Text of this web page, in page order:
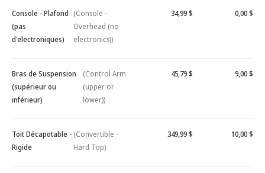
Console - Plafond
(pas
d'electroniques)
(Console -
Overhead (no
electronics))
34,99 $ 0,00 $
Bras de Suspension
(supérieur ou
inférieur)
(Control Arm
(upper or
lower))
45,79 $ 9,00 $
Toit Décapotable -
Rigide
(Convertible -
Hard Top)
349,99 $ 10,00 $